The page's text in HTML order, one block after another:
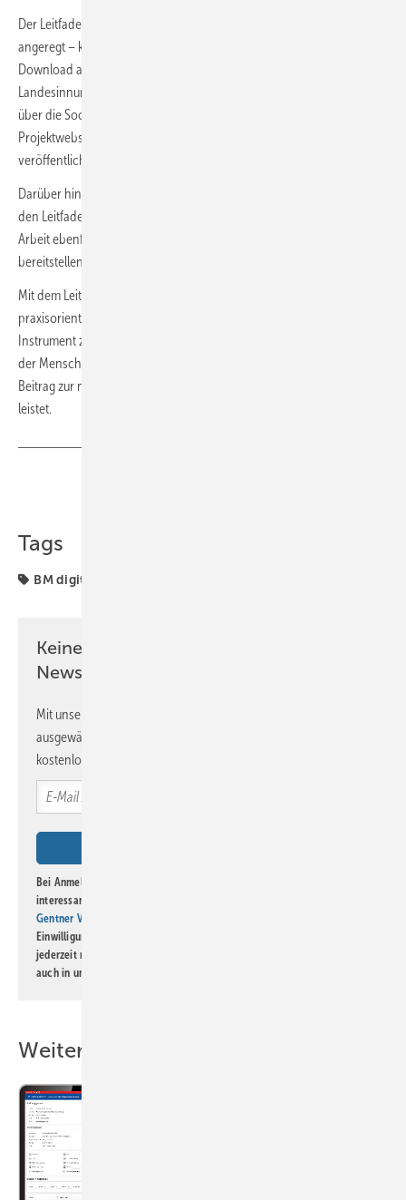
Der Leitfaden wird – wie von ZVSHK-Hauptgeschäftsführer Daniel Föst
angeregt – kostenfrei über
Download angeboten. Zusätzlich informiert der Verband seine
Landesinnungsverbände gesondert. Eine begleitende Kommunikation
über die Social-Media-Kanäle des ZVSHK ist vorgesehen. Auch auf der
Projektwebseite
veröffentlicht.
Darüber hinaus wird das Bundesministerium für Arbeit und Soziales
den Leitfaden über seine Initiative INQA – Initiative Neue Qualität der
Arbeit ebenfalls aktiv bewerben und im eigenen INQA-Shop
bereitstellen.
Mit dem Leitfaden steht dem Handwerk erstmals ein
praxisorientiertes, wissenschaftlich fundiertes und frei zugängliches
Instrument zur Verfügung, das Digitalisierung konsequent aus Sicht
der Menschen im Betrieb denkt – und damit einen entscheidenden
Beitrag zur nachhaltigen Einführung von IT-Lösungen im Handwerk
leistet.
Tags
BM digital
Keine Zeit? Kein Problem mit dem BM
Newsletter!
Mit unserem Newsletter erhalten Sie regelmäßig von uns
ausgewählte Informationen und Neuigkeiten, gebündelt und
kostenlos direkt ins Postfach.
Bei Anmeldung zu diesem Newsletter bin ich damit einverstanden, über
interessante Verlags- und Online-Angebote
Gentner Verlag GmbH & Co. KG
Einwilligung kann ich jederzeit widerrufen und eine Abmeldung ist
jederzeit möglich. Informationen zum Umgang mit Daten finden Sie
auch in unserer
Weitere Inhalte